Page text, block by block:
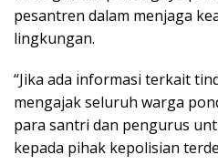
pesantren dalam menjaga
lingkungan.
“Jika ada informasi terkait
mengajak seluruh warga
para santri dan pengurus
kepada pihak kepolisian